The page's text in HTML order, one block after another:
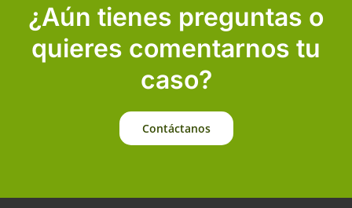
¿Aún tienes preguntas o
quieres comentarnos tu
caso?
Contáctanos